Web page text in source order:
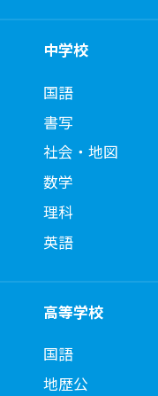
中学校
国語
書写
社会・地図
数学
理科
英語
高等学校
国語
地歴公